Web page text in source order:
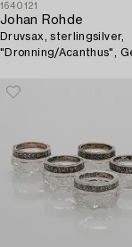
1640121
Johan Rohde
Druvsax, sterlingsilver,
"Dronning/Acanthus",